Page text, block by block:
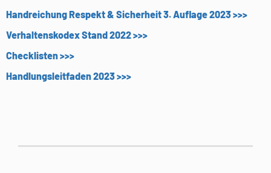
Handreichung Respekt & Sicherheit 3. Auflage 2023 >>>
Verhaltenskodex Stand 2022 >>>
Checklisten >>>
Handlungsleitfaden 2023 >>>